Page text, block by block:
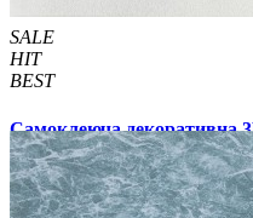
SALE
HIT
BEST
Самоклеюча декоративна
700x700x4мм (365)
89 грн./шт 180 грн./шт